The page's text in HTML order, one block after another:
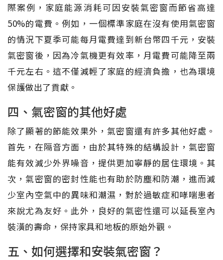
際案例，家庭能源消耗可因安裝氣密窗而節省高達
50%的電費。例如，一個標準家庭在沒有使用氣密窗
的情況下夏季可能每月電費達到新台幣四千元，安裝
氣密窗後，因為冷氣機更有效率，月電費可能降至兩
千元左右。這不僅減輕了家庭的經濟負擔，也為環境
保護做出了貢獻。
四、氣密窗的其他好處
除了顯著的節能效果外，氣密窗還有許多其他好處。
首先，在隔音方面，由於其特殊的結構設計，氣密窗
能有效減少外界噪音，提供更加寧靜的居住環境。其
次，氣密窗的密封性能也有助於防塵和防潮，進而減
少室內空氣中的異味和潮濕，對於過敏症和哮喘患者
來說尤為友好。此外，良好的氣密性還可以延長室內
裝潢的壽命，保持家具和地板的原始外觀。
五、如何選擇和安裝氣密窗？